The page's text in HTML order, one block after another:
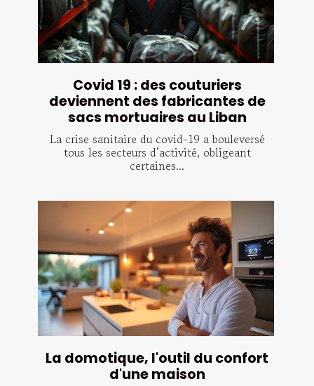
Covid 19 : des couturiers
deviennent des fabricantes de
sacs mortuaires au Liban
La crise sanitaire du covid-19 a bouleversé
tous les secteurs d’activité, obligeant
certaines...
La domotique, l'outil du confort
d'une maison